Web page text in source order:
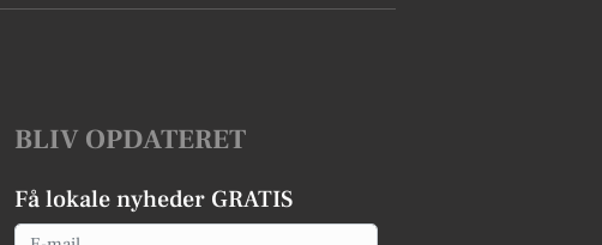
BLIV OPDATERET
Få lokale nyheder GRATIS
Email